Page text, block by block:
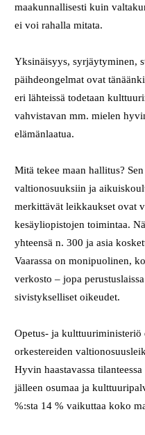
maakunnallisesti kuin
ei voi rahalla mitata.
Yksinäisyys, syrjäytyminen,
päihdeongelmat ovat
eri lähteissä todetaan
vahvistavan mm. mielen
elämänlaatua.
Mitä tekee maan hallitus?
valtionosuuksiin ja
merkittävät leikkaukset ovat
kesäyliopistojen toimintaa.
yhteensä n. 300 ja asia
Vaarassa on monipuolinen,
verkosto – jopa
sivistykselliset oikeudet.
Opetus- ja kulttuuriministeriö
orkestereiden
Hyvin haastavassa
jälleen osumaa ja
%:sta 14 % vaikuttaa koko